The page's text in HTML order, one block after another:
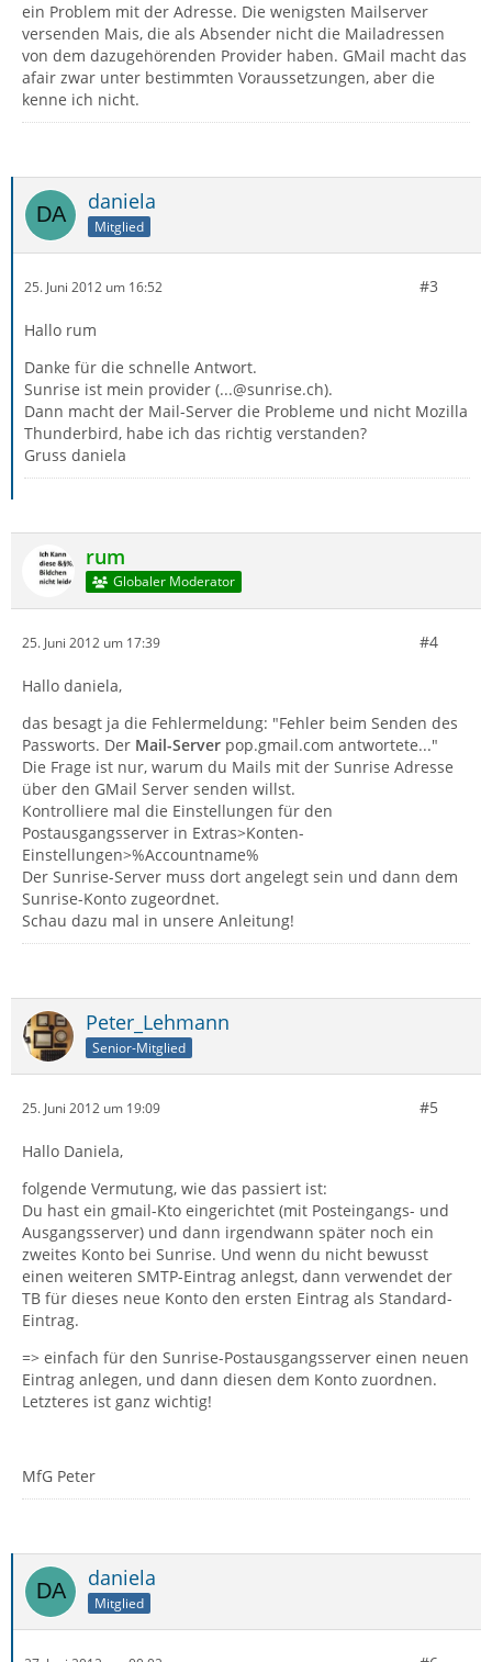
ein Problem mit der Adresse. Die wenigsten Mailserver
versenden Mais, die als Absender nicht die Mailadressen
von dem dazugehörenden Provider haben. GMail macht das
afair zwar unter bestimmten Voraussetzungen, aber die
kenne ich nicht.
daniela
Mitglied
25. Juni 2012 um 16:52 #3
Hallo rum
Danke für die schnelle Antwort.
Sunrise ist mein provider (...@sunrise.ch).
Dann macht der Mail-Server die Probleme und nicht Mozilla
Thunderbird, habe ich das richtig verstanden?
Gruss daniela
rum
Globaler Moderator
25. Juni 2012 um 17:39 #4
Hallo daniela,
das besagt ja die Fehlermeldung: "Fehler beim Senden des
Passworts. Der Mail-Server pop.gmail.com antwortete..."
Die Frage ist nur, warum du Mails mit der Sunrise Adresse
über den GMail Server senden willst.
Kontrolliere mal die Einstellungen für den
Postausgangsserver in Extras>Konten-
Einstellungen>%Accountname%
Der Sunrise-Server muss dort angelegt sein und dann dem
Sunrise-Konto zugeordnet.
Schau dazu mal in unsere Anleitung!
Peter_Lehmann
Senior-Mitglied
25. Juni 2012 um 19:09 #5
Hallo Daniela,
folgende Vermutung, wie das passiert ist:
Du hast ein gmail-Kto eingerichtet (mit Posteingangs- und
Ausgangsserver) und dann irgendwann später noch ein
zweites Konto bei Sunrise. Und wenn du nicht bewusst
einen weiteren SMTP-Eintrag anlegst, dann verwendet der
TB für dieses neue Konto den ersten Eintrag als Standard-
Eintrag.
=> einfach für den Sunrise-Postausgangsserver einen neuen
Eintrag anlegen, und dann diesen dem Konto zuordnen.
Letzteres ist ganz wichtig!
MfG Peter
daniela
Mitglied